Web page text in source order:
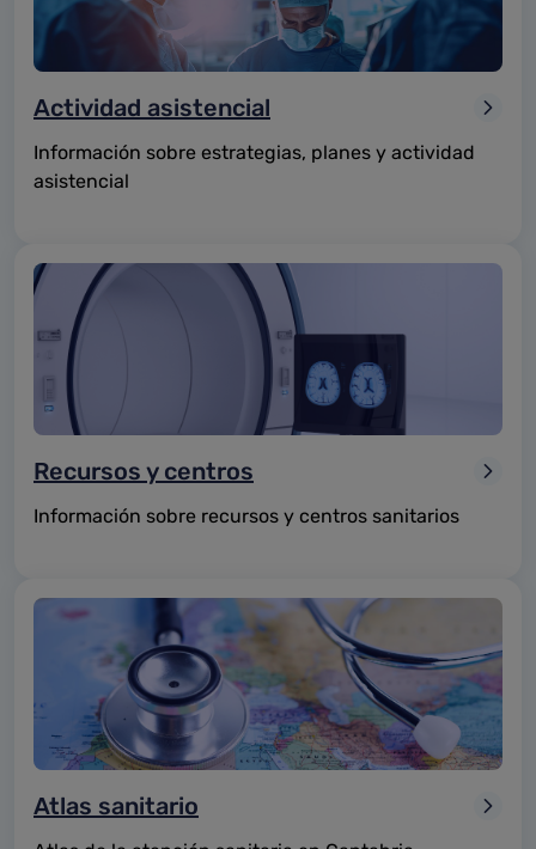
Actividad asistencial
Información sobre estrategias, planes y actividad
asistencial
Recursos y centros
Información sobre recursos y centros sanitarios
Atlas sanitario